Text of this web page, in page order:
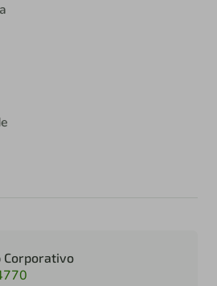
Corporativo